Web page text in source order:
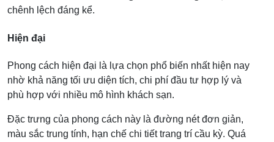
chênh lệch đáng kể.
Hiện đại
Phong cách hiện đại là lựa chọn phổ biến nhất hiện nay
nhờ khả năng tối ưu diện tích, chi phí đầu tư hợp lý và
phù hợp với nhiều mô hình khách sạn.
Đặc trưng của phong cách này là đường nét đơn giản,
màu sắc trung tính, hạn chế chi tiết trang trí cầu kỳ. Quá